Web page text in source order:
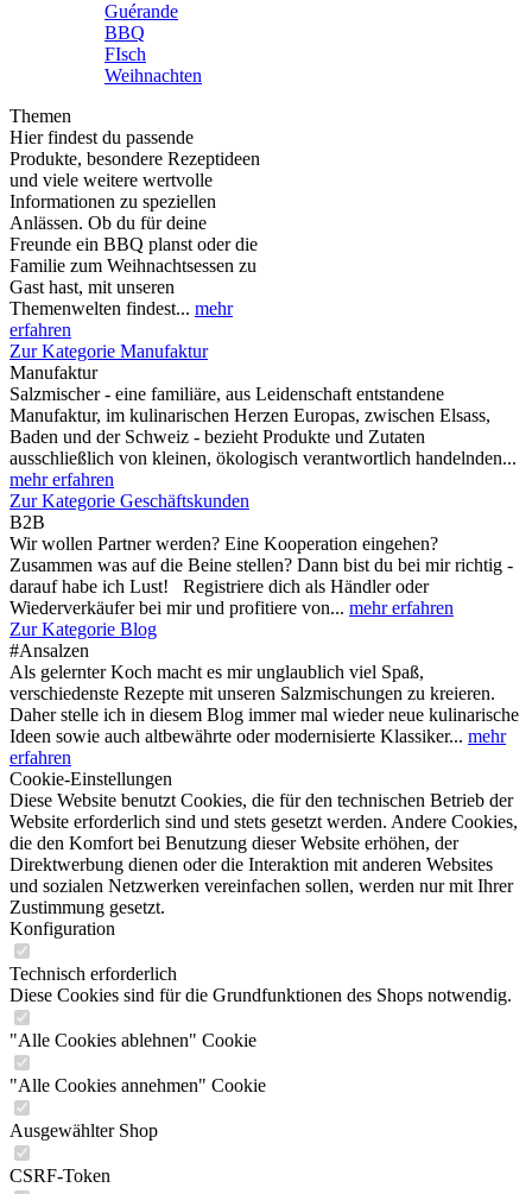
Guérande
BBQ
FIsch
Weihnachten
Themen
Hier findest du passende
Produkte, besondere Rezeptideen
und viele weitere wertvolle
Informationen zu speziellen
Anlässen. Ob du für deine
Freunde ein BBQ planst oder die
Familie zum Weihnachtsessen zu
Gast hast, mit unseren
Themenwelten findest... mehr
erfahren
Zur Kategorie Manufaktur
Manufaktur
Salzmischer - eine familiäre, aus Leidenschaft entstandene
Manufaktur, im kulinarischen Herzen Europas, zwischen Elsass,
Baden und der Schweiz - bezieht Produkte und Zutaten
ausschließlich von kleinen, ökologisch verantwortlich handelnden...
mehr erfahren
Zur Kategorie Geschäftskunden
B2B
Wir wollen Partner werden? Eine Kooperation eingehen?
Zusammen was auf die Beine stellen? Dann bist du bei mir richtig -
darauf habe ich Lust! Registriere dich als Händler oder
Wiederverkäufer bei mir und profitiere von... mehr erfahren
Zur Kategorie Blog
#Ansalzen
Als gelernter Koch macht es mir unglaublich viel Spaß,
verschiedenste Rezepte mit unseren Salzmischungen zu kreieren.
Daher stelle ich in diesem Blog immer mal wieder neue kulinarische
Ideen sowie auch altbewährte oder modernisierte Klassiker... mehr
erfahren
Cookie-Einstellungen
Diese Website benutzt Cookies, die für den technischen Betrieb der
Website erforderlich sind und stets gesetzt werden. Andere Cookies,
die den Komfort bei Benutzung dieser Website erhöhen, der
Direktwerbung dienen oder die Interaktion mit anderen Websites
und sozialen Netzwerken vereinfachen sollen, werden nur mit Ihrer
Zustimmung gesetzt.
Konfiguration
Technisch erforderlich
Diese Cookies sind für die Grundfunktionen des Shops notwendig.
"Alle Cookies ablehnen" Cookie
"Alle Cookies annehmen" Cookie
Ausgewählter Shop
CSRF-Token